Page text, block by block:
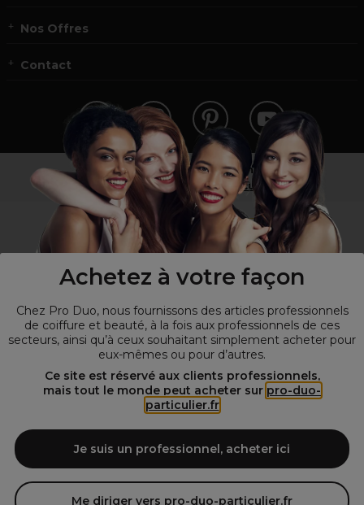
Achetez à votre façon
Chez Pro Duo, nous fournissons des articles professionnels
de coiffure et beauté, à la fois aux professionnels de ces
secteurs, ainsi qu’à ceux souhaitant simplement acheter pour
eux-mêmes ou pour d’autres.
Ce site est réservé aux clients professionnels,
mais tout le monde peut acheter sur pro-duo-
particulier.fr
Je suis un professionnel, acheter ici
Me diriger vers pro-duo-particulier.fr
Nos Offres
Contact
Vous n’êtes pas un professionnel ?
Visitez notre site pour les particuliers!
Spécialiste de la coiffure et de la beauté, nous vous proposons une
large sélection de produits professionnels pour la coiffure et
Duo le fournisseur incontournable des salons de coiffure et instituts
de beauté! Notre gamme de produits s’adresse également à tous ceux
qui sont à la recherche de produits et d'accessoires de coiffure et de
matériel esthétique de qualité.